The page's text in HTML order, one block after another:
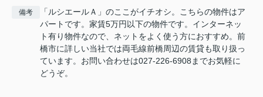
備考
「ルシエールＡ」のここがイチオシ。こちらの物件はア
パートです。家賃5万円以下の物件です。インターネッ
ト有り物件なので、ネットをよく使う方におすすめ。前
橋市に詳しい当社では両毛線前橋周辺の賃貸も取り扱っ
ています。お問い合わせは027-226-6908までお気軽に
どうぞ。